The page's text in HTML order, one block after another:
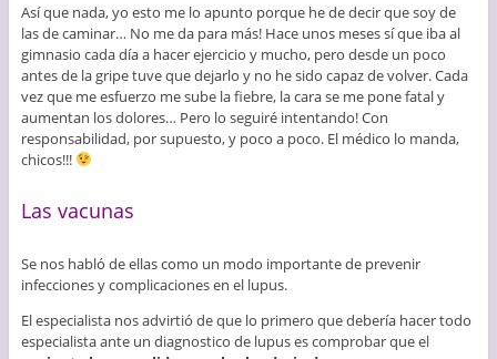
Así que nada, yo esto me lo apunto porque he de decir que soy de
las de caminar… No me da para más! Hace unos meses sí que iba al
gimnasio cada día a hacer ejercicio y mucho, pero desde un poco
antes de la gripe tuve que dejarlo y no he sido capaz de volver. Cada
vez que me esfuerzo me sube la fiebre, la cara se me pone fatal y
aumentan los dolores… Pero lo seguiré intentando! Con
responsabilidad, por supuesto, y poco a poco. El médico lo manda,
chicos!!!
Las vacunas
Se nos habló de ellas como un modo importante de prevenir
infecciones y complicaciones en el lupus.
El especialista nos advirtió de que lo primero que debería hacer todo
especialista ante un diagnostico de lupus es comprobar que el